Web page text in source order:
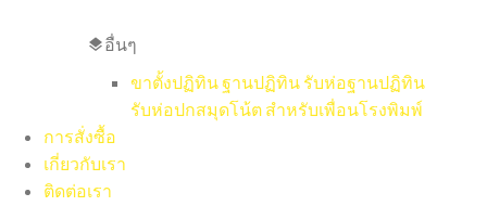
อื่นๆ
ขาตั้งปฏิทิน ฐานปฏิทิน รับห่อฐานปฏิทิน
รับห่อปกสมุดโน้ต สำหรับเพื่อนโรงพิมพ์
การสั่งซื้อ
เกี่ยวกับเรา
ติดต่อเรา